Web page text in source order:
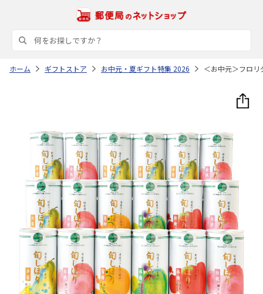
ホーム ギフトストア お中元・夏ギフト特集 2026 ＜お中元＞フロ